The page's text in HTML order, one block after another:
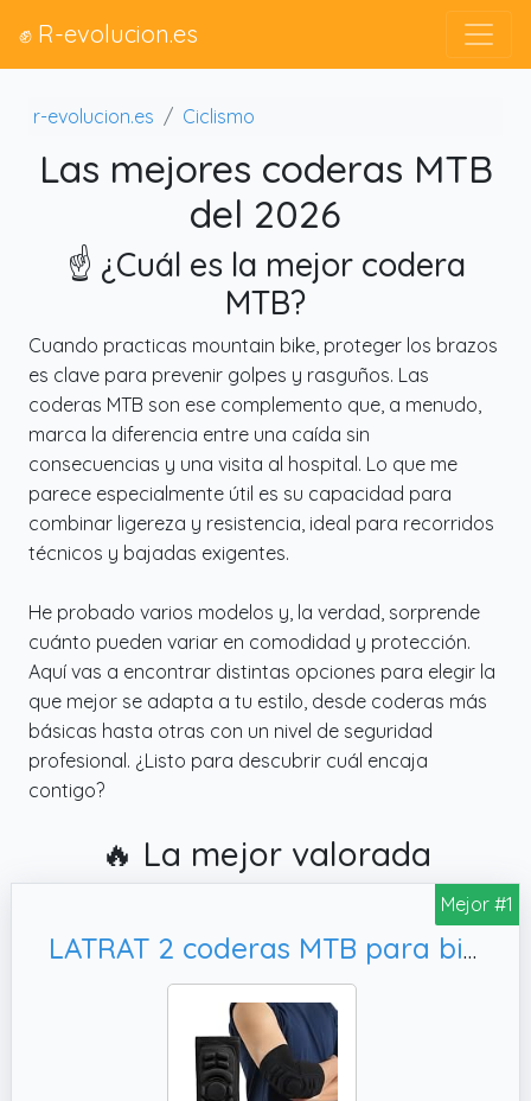
✊ R-evolucion.es
r-evolucion.es Ciclismo
Las mejores coderas MTB
del 2026
☝️ ¿Cuál es la mejor codera
MTB?
Cuando practicas mountain bike, proteger los brazos
es clave para prevenir golpes y rasguños. Las
coderas MTB son ese complemento que, a menudo,
marca la diferencia entre una caída sin
consecuencias y una visita al hospital. Lo que me
parece especialmente útil es su capacidad para
combinar ligereza y resistencia, ideal para recorridos
técnicos y bajadas exigentes.
He probado varios modelos y, la verdad, sorprende
cuánto pueden variar en comodidad y protección.
Aquí vas a encontrar distintas opciones para elegir la
que mejor se adapta a tu estilo, desde coderas más
básicas hasta otras con un nivel de seguridad
profesional. ¿Listo para descubrir cuál encaja
contigo?
🔥 La mejor valorada
Mejor #1
LATRAT 2 coderas MTB para bicicleta de montaña, codo o coderas para ciclismo negro